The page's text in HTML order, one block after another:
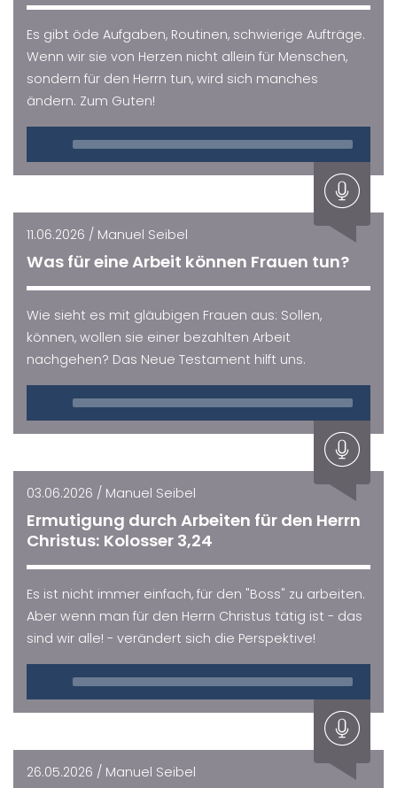
Es gibt öde Aufgaben, Routinen, schwierige Aufträge.
Wenn wir sie von Herzen nicht allein für Menschen,
sondern für den Herrn tun, wird sich manches
ändern. Zum Guten!
Player
11.06.2026 / Manuel Seibel
Was für eine Arbeit können Frauen tun?
Wie sieht es mit gläubigen Frauen aus: Sollen,
können, wollen sie einer bezahlten Arbeit
nachgehen? Das Neue Testament hilft uns.
Player
03.06.2026 / Manuel Seibel
Ermutigung durch Arbeiten für den Herrn
Christus: Kolosser 3,24
Es ist nicht immer einfach, für den "Boss" zu arbeiten.
Aber wenn man für den Herrn Christus tätig ist - das
sind wir alle! - verändert sich die Perspektive!
Player
26.05.2026 / Manuel Seibel